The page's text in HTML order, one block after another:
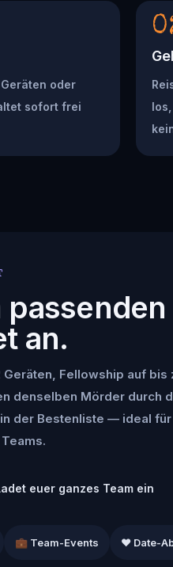
oder
sofort frei
an.
Fellowship auf bis
denselben Mörder durch
der Bestenliste — ideal für
euer ganzes Team ein
💼 Team-Events ❤️ Date-